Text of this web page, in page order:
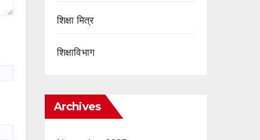
शिक्षा मित्र
शिक्षाविभाग
Archives